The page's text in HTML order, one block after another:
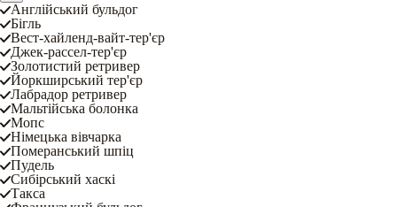
Англійський бульдог
Бігль
Вест-хайленд-вайт-тер'єр
Джек-рассел-тер'єр
Золотистий ретривер
Йоркширський тер'єр
Лабрадор ретривер
Мальтійська болонка
Мопс
Німецька вівчарка
Померанський шпіц
Пудель
Сибірський хаскі
Такса